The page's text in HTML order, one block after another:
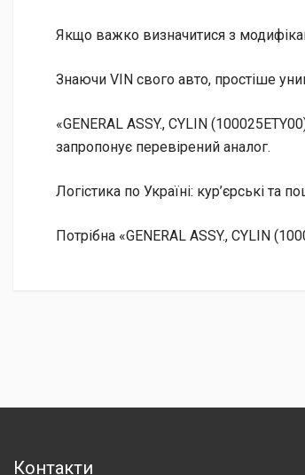
Якщо важко визначитися з
Знаючи VIN свого авто, простіше
«GENERAL ASSY., CYLIN
запропонує перевірений аналог.
Логістика по Україні: кур’єрські та
Потрібна «GENERAL ASSY., CYLIN
Контакти